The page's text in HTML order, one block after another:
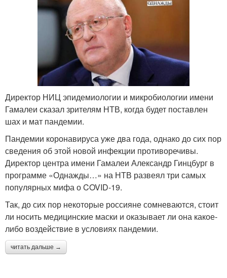
Директор НИЦ эпидемиологии и микробиологии имени
Гамалеи сказал зрителям НТВ, когда будет поставлен
шах и мат пандемии.
Пандемии коронавируса уже два года, однако до сих пор
сведения об этой новой инфекции противоречивы.
Директор центра имени Гамалеи Александр Гинцбург в
программе «Однажды…» на НТВ развеял три самых
популярных мифа о COVID-19.
Так, до сих пор некоторые россияне сомневаются, стоит
ли носить медицинские маски и оказывает ли она какое-
либо воздействие в условиях пандемии.
читать дальше →